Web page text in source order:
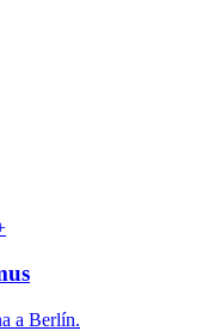
a Berlín.